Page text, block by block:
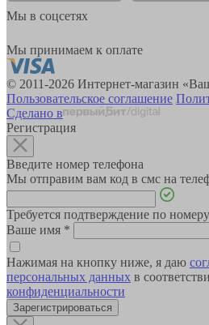
Мы в соцсетях
Мы принимаем к оплате
© 2011-2026 Интернет-магазин
Пользовательское соглашение
Сделано в
Регистрация
Введите номер телефона
Мы отправим вам код в смс на
Требуется подтверждение по номеру
Ваше имя *
Нажимая на кнопку ниже, я даю
персональных данных в
конфиденциальности
Зарегистрироваться